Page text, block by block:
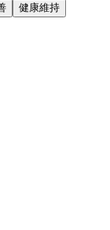
健康維持